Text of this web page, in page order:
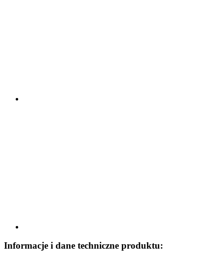
Informacje i dane techniczne produktu: